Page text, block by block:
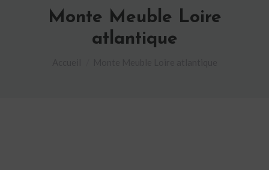
Monte Meuble Loire
atlantique